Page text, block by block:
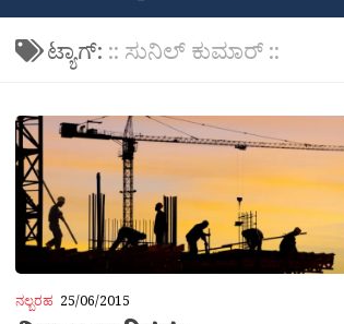
ಟ್ಯಾಗ್: :: ಸುನಿಲ್ ಕುಮಾರ್ ::
ನಲ್ಬರಹ 25/06/2015